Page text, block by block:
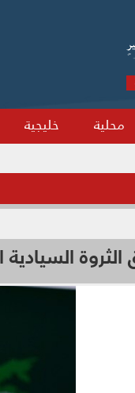
محلية خليجية